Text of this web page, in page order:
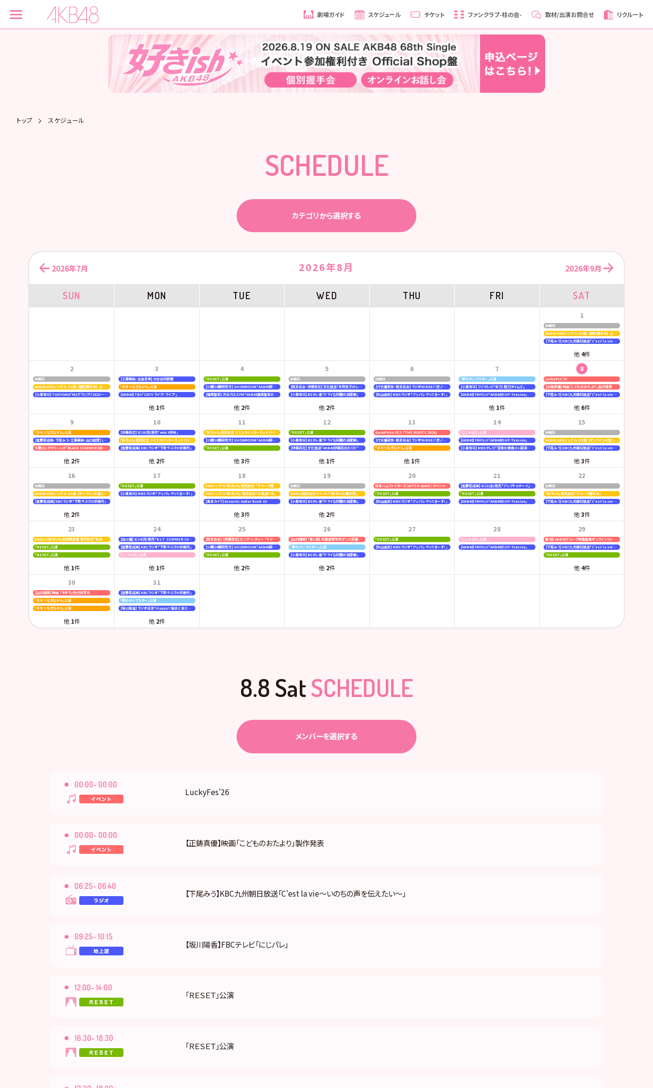
劇場ガイド スケジュール チケット ファンクラブ-柱の会- 取材/出演お問合せ リクルート
トップ スケジュール
SCHEDULE
カテゴリから選択する
2026年8月
2026年7月 2026年9月
SUN MON TUE WED THU FRI SAT
休館日
AKB48 68thシングル OS盤 【個別握手会】 @パシフィコ横浜
【下尾みう】KBC九州朝日放送「C'est la vie〜いのちの声を伝えたい〜」
他 4件
1
休館日
AKB48 68thシングル OS盤 【個別握手会】 @パシフィコ横浜
【小栗有以】TOKYOMX「MXグランプリ2026～異端芸人決定戦～」
2
【工藤華純・迫由芽実】大分合同新聞
「手をつなぎながら」公演
【AKB48】TBS「CDTV ライブ! ライブ!」
他 1件
3
「ＲＥＳＥＴ」公演
【19期20期研究生】SHOWROOM「AKB48研究生パレット 〜多彩な魅力をお届け〜」
【福岡聖菜】渋谷クロスFM「AKB48福岡聖菜の あなたに福を届けますらじお☆」
他 2件
4
休館日
【新井彩永・伊藤百花】文化放送「矢吹奈子のレコメン！」
【小栗有以】BSテレ東「ドライな同期の溺愛癖」
他 2件
5
休館日
【行天優莉奈・新井彩永】ラジオNIKKEI「虎ノ門 トレンド経済研究所」
【秋山由奈】MBSラジオ「アッパレやってまーす！」
6
「夢のポップスター」公演
【小栗有以】フジテレビ「全力！脱力タイムズ」
【AKB48】FMFUJI「AKB48のUP-Tension」
他 1件
7
LuckyFes’26
【正鋳真優】映画「こどものおたより」製作発表
【下尾みう】KBC九州朝日放送「C'est la vie〜いのちの声を伝えたい〜」
他 6件
8
「手をつなぎながら」公演
【倉野尾成美・下尾みう・工藤華純・山口結愛】LOVE FM「AKB48九州放送部！」
千葉ロッテマリーンズ「BLACK SUMMER WEEK supported by クーリッシュ」
他 2件
9
【伊藤百花】8/10(月)発売「mini 9月号」
『好きish』発売記念 リミスタインターネットサイン会
【倉野尾成美】KBCラジオ「下町やぶさか診療所」
他 2件
10
『好きish』発売記念 リミスタインターネットサイン会
【19期20期研究生】SHOWROOM「AKB48研究生パレット 〜多彩な魅力をお届け〜」
「ＲＥＳＥＴ」公演
他3件
11
「ＲＥＳＥＴ」公演
【小栗有以】BSテレ東「ドライな同期の溺愛癖」
【伊藤百花】文化放送「AKB48伊藤百花のひと“花”咲かせたいっ！」
他 1件
12
GarinPeiro FES 『THE ROOTS 2026』
【行天優莉奈・新井彩永】ラジオNIKKEI「虎ノ門 トレンド経済研究所」
「手をつなぎながら」公演
他 1件
13
「ここからだ」公演
【AKB48】FMFUJI「AKB48のUP-Tension」
【小栗有以】MBSテレビ「深夜の爆食メシ配達員ジャンボ」
14
休館日
AKB48 68thシングル OS盤 【オンラインお話し会】
【下尾みう】KBC九州朝日放送「C'est la vie〜いのちの声を伝えたい〜」
他3件
15
休館日
AKB48 68thシングル OS盤 【オンラインお話し会】
【倉野尾成美】KBCラジオ「下町やぶさか診療所」
他 2件
16
「ＲＥＳＥＴ」公演
【小栗有以】MBSラジオ「アッパレやってまーす！」
17
68thシングル『好きish』発売記念 「グループ握手会」
68thシングル『好きish』 発売記念「お見送り会」
【奥本カイリ】Acoustic Guitar Book 63
他3件
18
休館日
68thSG発売記念イベント「『好きish』握手祭」
【小栗有以】BSテレ東「ドライな同期の溺愛癖」
他 2件
19
日本ハムファイターズ〈AFTER GAME〉スペシャルライブ
「ＲＥＳＥＴ」公演
【秋山由奈】MBSラジオ「アッパレやってまーす！」
20
【倉野尾成美】8/21(金)発売『アップトゥボーイ』連載なるティットコレクション
「ＲＥＳＥＴ」公演
【AKB48】FMFUJI「AKB48のUP-Tension」
21
休館日
『好きish』発売記念「グループ握手会」
【下尾みう】KBC九州朝日放送「C'est la vie〜いのちの声を伝えたい〜」
他3件
22
68thSG『好きish』初回限定盤 発売記念「仙台握手会」
「ＲＥＳＥＴ」公演
「ＲＥＳＥＴ」公演
他 1件
23
【森川優】8/24(月)発売「B.L.T. SUMMER CANDY 2026」
【倉野尾成美】KBCラジオ「下町やぶさか診療所」
「ここからだ」公演
他 1件
24
【新井彩永】【伊藤百花】ピンク・レディー 「トリビュートコンサート」
【19期20期研究生】SHOWROOM「AKB48研究生パレット 〜多彩な魅力をお届け〜」
「ＲＥＳＥＴ」公演
他 2件
25
【山内瑞葵】「第14回 全国高等学校ダンス部選手権」
「夢のポップスター」公演
【小栗有以】BSテレ東「ドライな同期の溺愛癖」
他 2件
26
「ＲＥＳＥＴ」公演
【秋山由奈】MBSラジオ「アッパレやってまーす！」
27
「ここからだ」公演
【AKB48】FMFUJI「AKB48のUP-Tension」
28
第5回 AKB48グループ映像倉庫オンラインファンミーティング
【下尾みう】KBC九州朝日放送「C'est la vie〜いのちの声を伝えたい〜」
「ＲＥＳＥＴ」公演
他 4件
29
【山内瑞葵】映画 『キオク』先行試写会
「手をつなぎながら」公演
「手をつなぎながら」公演
他 1件
30
【倉野尾成美】KBCラジオ「下町やぶさか診療所」
「夢のポップスター」公演
【坂川陽香】ラジオ日本「Happy!!福井に来とっけの～」
他 2件
31
8.8 SatSCHEDULE
メンバーを選択する
00:00- 00:00
LuckyFes’26
00:00- 00:00
【正鋳真優】映画「こどものおたより」製作発表
06:25- 06:40
【下尾みう】KBC九州朝日放送「C'est la vie〜いのちの声を伝えたい〜」
09:25- 10:15
【坂川陽香】FBCテレビ「にじパレ」
12:00- 14:00
「ＲＥＳＥＴ」公演
16:30- 18:30
「ＲＥＳＥＴ」公演